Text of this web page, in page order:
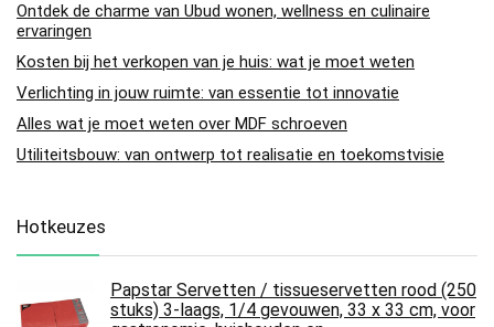
Ontdek de charme van Ubud wonen, wellness en culinaire
ervaringen
Kosten bij het verkopen van je huis: wat je moet weten
Verlichting in jouw ruimte: van essentie tot innovatie
Alles wat je moet weten over MDF schroeven
Utiliteitsbouw: van ontwerp tot realisatie en toekomstvisie
Hotkeuzes
Papstar Servetten / tissueservetten rood (250
stuks) 3-laags, 1/4 gevouwen, 33 x 33 cm, voor